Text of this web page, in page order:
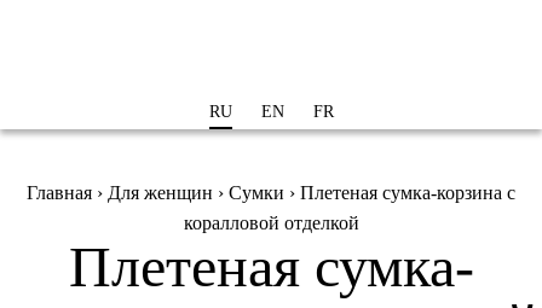
RU EN FR
Вы здесь
Главная › Для женщин › Сумки › Плетеная сумка-корзина c
коралловой отделкой
Плетеная сумка-